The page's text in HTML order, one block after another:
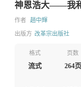
神恩浩大——我和
作者 趙中輝
出版方 改革宗出版社
格式
流式
页数
264页